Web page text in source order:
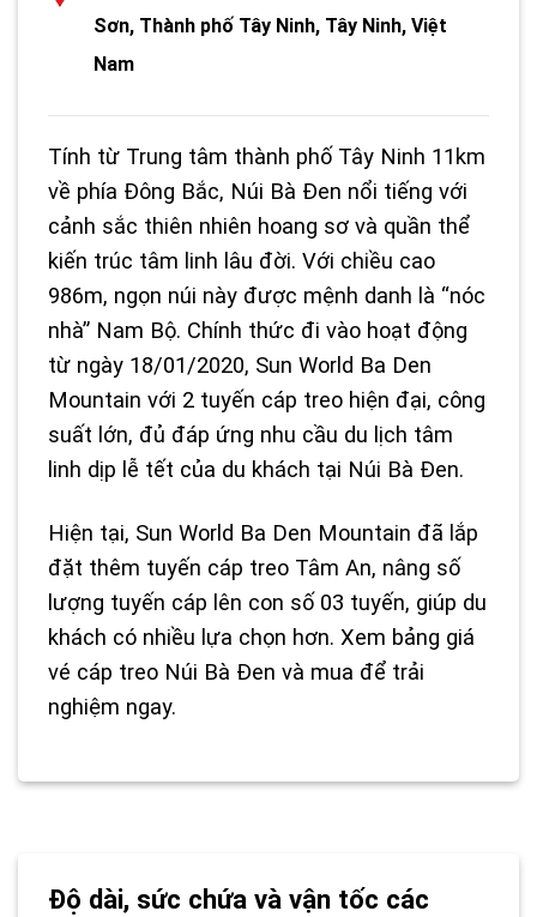
Sơn, Thành phố Tây Ninh, Tây Ninh, Việt
Nam
Tính từ Trung tâm thành phố Tây Ninh 11km
về phía Đông Bắc, Núi Bà Đen nổi tiếng với
cảnh sắc thiên nhiên hoang sơ và quần thể
kiến trúc tâm linh lâu đời. Với chiều cao
986m, ngọn núi này được mệnh danh là “nóc
nhà” Nam Bộ. Chính thức đi vào hoạt động
từ ngày 18/01/2020, Sun World Ba Den
Mountain với 2 tuyến cáp treo hiện đại, công
suất lớn, đủ đáp ứng nhu cầu du lịch tâm
linh dịp lễ tết của du khách tại Núi Bà Đen.
Hiện tại, Sun World Ba Den Mountain đã lắp
đặt thêm tuyến cáp treo Tâm An, nâng số
lượng tuyến cáp lên con số 03 tuyến, giúp du
khách có nhiều lựa chọn hơn. Xem bảng giá
vé cáp treo Núi Bà Đen và mua để trải
nghiệm ngay.
Độ dài, sức chứa và vận tốc các